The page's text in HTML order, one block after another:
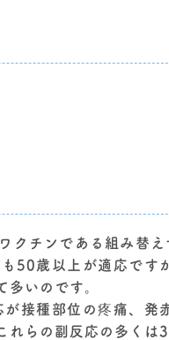
クチンである組み替
50歳以上が適応で
多いのです。
接種部位の疼痛、
れらの副反応の多くは3